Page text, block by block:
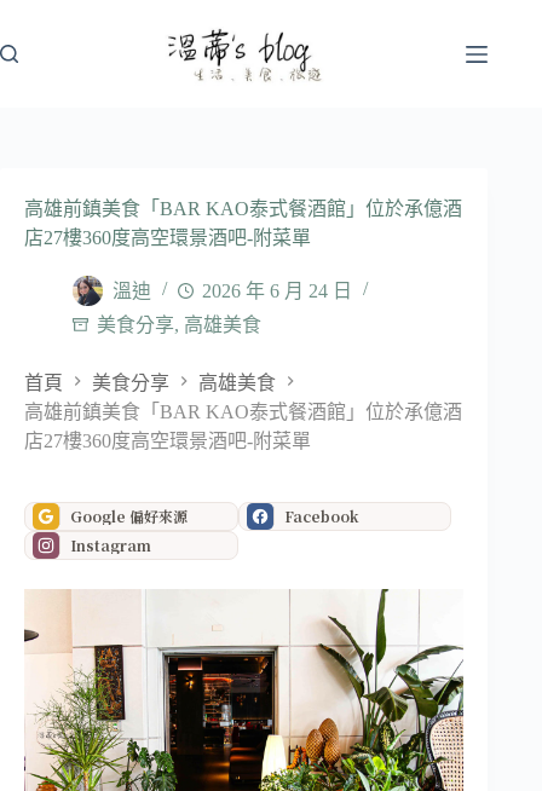
至
高雄前鎮美食「BAR KAO泰式餐酒館」位於承億酒
店27樓360度高空環景酒吧-附菜單
溫迪
2026 年 6 月 24 日
美食分享, 高雄美食
首頁 美食分享
高雄美食
高雄前鎮美食「BAR KAO泰式餐酒館」位於承億酒
店27樓360度高空環景酒吧-附菜單
Google 偏好來源
Facebook
Instagram